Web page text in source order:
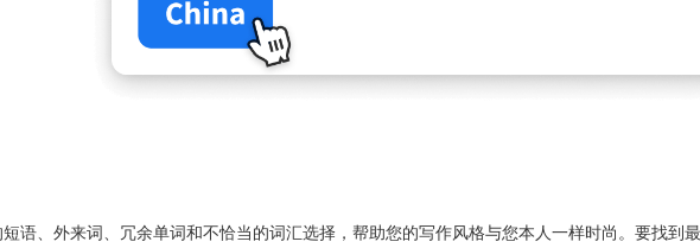
短语、外来词、冗余单词和不恰当的词汇选择，帮助您的写作风格与您本人一样时尚。要找到